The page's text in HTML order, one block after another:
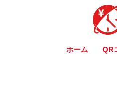
ホーム QR